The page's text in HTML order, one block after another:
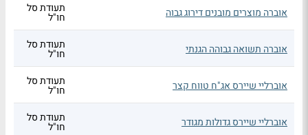
אוברה מוצרים מובנים דירוג גבוה תעודת סל
חו"ל
אוברה תשואה גבוהה הגנתי תעודת סל
חו"ל
אוברליי שיירס אג"ח טווח קצר תעודת סל
חו"ל
אוברליי שיירס גדולות מגודר תעודת סל
חו"ל